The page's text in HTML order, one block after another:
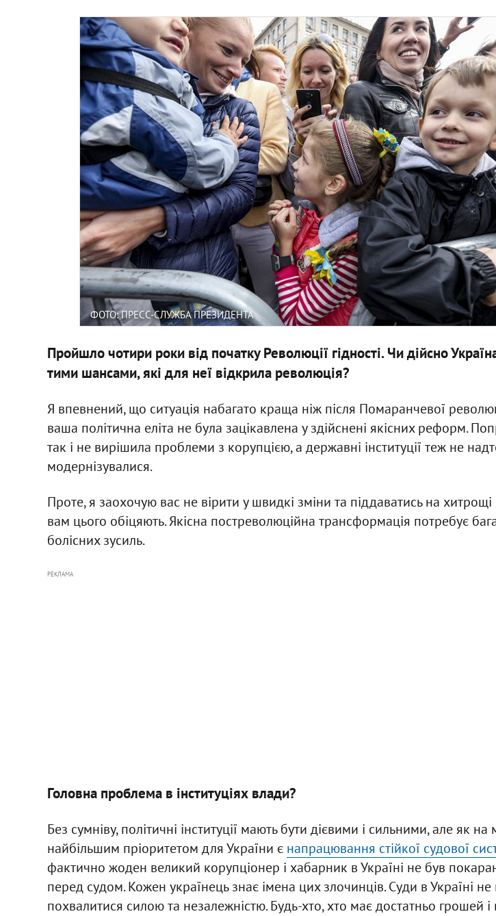
ФОТО: ПРЕСС-СЛУЖБА ПРЕЗИДЕНТА
Пройшло чотири роки від початку Революції гідності. Чи дійсно
тими шансами, які для неї відкрила революція?
Я впевнений, що ситуація набагато краща ніж після Помаранчевої
ваша політична еліта не була зацікавлена у здійснені якісних реформ.
так і не вирішила проблеми з корупцією, а державні інституції теж не
модернізувалися.
Проте, я заохочую вас не вірити у швидкі зміни та піддаватись на хитрощі
вам цього обіцяють. Якісна постреволюційна трансформація потребує
болісних зусиль.
РЕКЛАМА
Головна проблема в інституціях влади?
Без сумніву, політичні інституції мають бути дієвими і сильними, але як на
найбільшим пріоритетом для України є напрацювання стійкої судової
фактично жоден великий корупціонер і хабарник в Україні не був
перед судом. Кожен українець знає імена цих злочинців. Суди в Україні
похвалитися силою та незалежністю. Будь-хто, хто має достатньо грошей